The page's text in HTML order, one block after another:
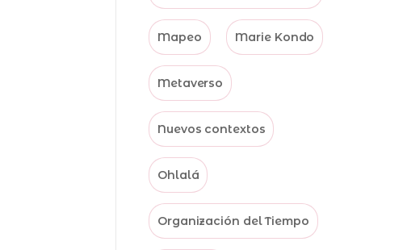
Mapeo Marie Kondo
Metaverso
Nuevos contextos
Ohlalá
Organización del Tiempo